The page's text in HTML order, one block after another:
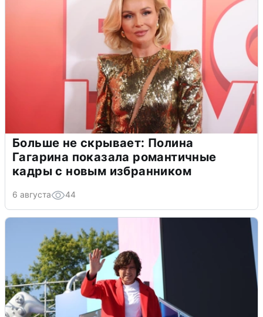
Больше не скрывает: Полина
Гагарина показала романтичные
кадры с новым избранником
6 августа 44